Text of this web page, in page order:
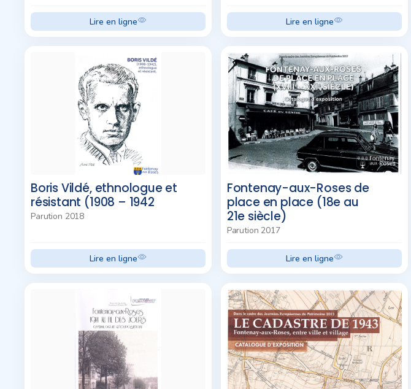
Lire en ligne Lire en ligne
Boris Vildé, ethnologue et
résistant (1908 – 1942
Parution 2018
Lire en ligne
Fontenay-aux-Roses de
place en place (18e au
21e siècle)
Parution 2017
Lire en ligne